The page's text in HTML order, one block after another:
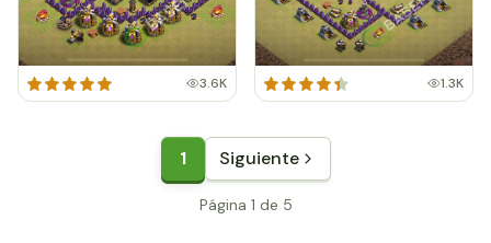
3.6K 1.3K
1 Siguiente
Página 1 de 5